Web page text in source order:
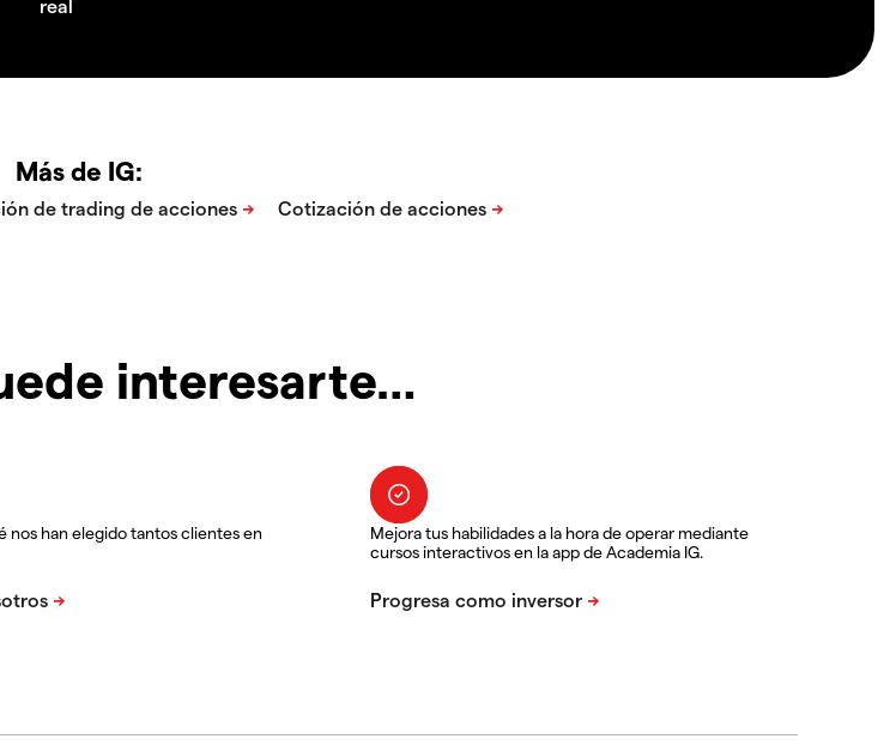
Más de IG:
interesarte…
nos han elegido tantos clientes en
Mejora tus habilidades a la hora de operar mediante
cursos interactivos en la app de Academia IG.